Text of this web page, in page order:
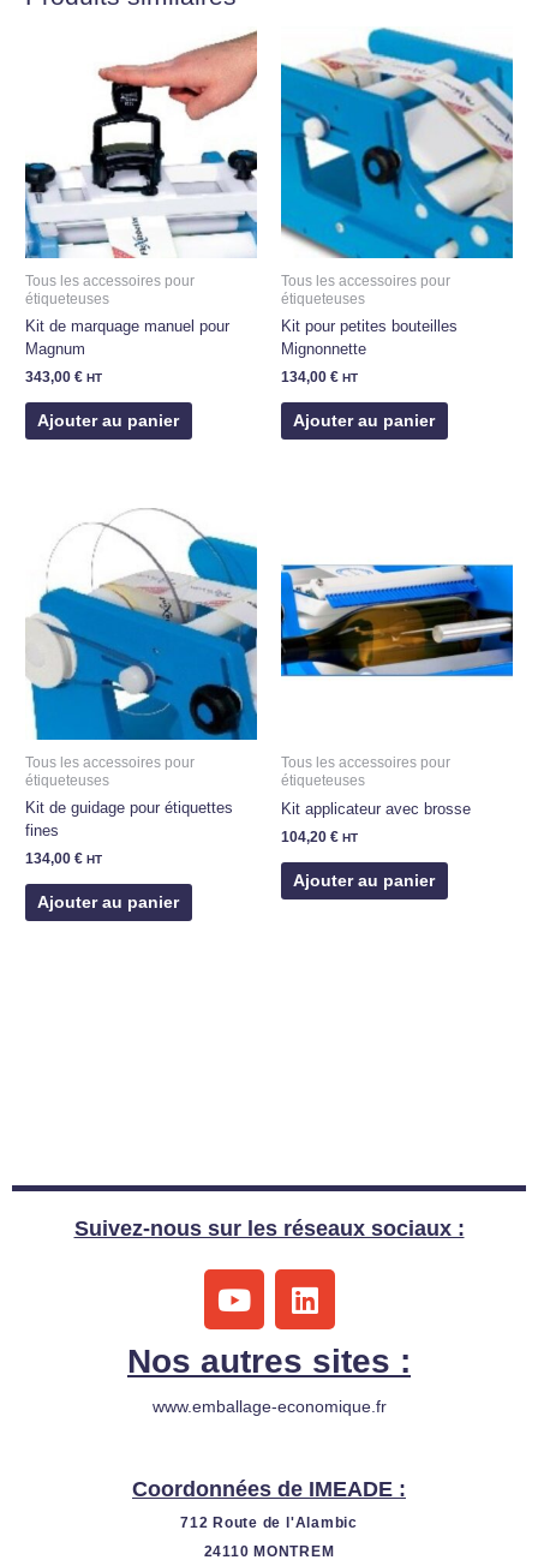
Tous les accessoires pour
étiqueteuses
Kit de marquage manuel pour
Magnum
343,00€ HT
Ajouter au panier
Tous les accessoires pour
étiqueteuses
Kit pour petites bouteilles
Mignonnette
134,00 € HT
Ajouter au panier
Tous les accessoires pour
étiqueteuses
Kit de guidage pour étiquettes
fines
134,00€ HT
Ajouter au panier
Tous les accessoires pour
étiqueteuses
Kit applicateur avec brosse
104,20 € HT
Ajouter au panier
Suivez-nous sur les réseaux sociaux :
Y
o
u
t
u
L
i
k
e
n
Nos autres sites :
www.emballage-economique.fr
Coordonnées de IMEADE :
712 Route de l'Alambic
24110 MONTREM